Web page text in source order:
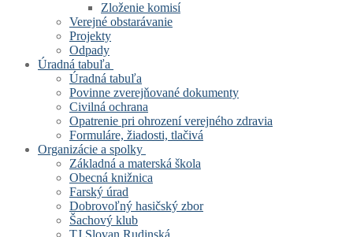
Zloženie komisí
Verejné obstarávanie
Projekty
Odpady
Úradná tabuľa
Úradná tabuľa
Povinne zverejňované dokumenty
Civilná ochrana
Opatrenie pri ohrození verejného zdravia
Formuláre, žiadosti, tlačivá
Organizácie a spolky
Základná a materská škola
Obecná knižnica
Farský úrad
Dobrovoľný hasičský zbor
Šachový klub
TJ Slovan Rudinská